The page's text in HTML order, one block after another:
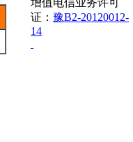
增值电信业务许可
证： 豫B2-20120012-
14